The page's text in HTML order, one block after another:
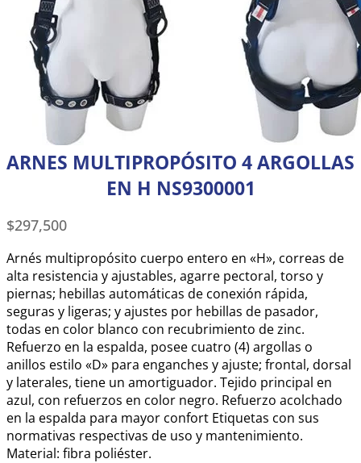
ARNES MULTIPROPÓSITO 4 ARGOLLAS
EN H NS9300001
$297,500
Arnés multipropósito cuerpo entero en «H», correas de
alta resistencia y ajustables, agarre pectoral, torso y
piernas; hebillas automáticas de conexión rápida,
seguras y ligeras; y ajustes por hebillas de pasador,
todas en color blanco con recubrimiento de zinc.
Refuerzo en la espalda, posee cuatro (4) argollas o
anillos estilo «D» para enganches y ajuste; frontal, dorsal
y laterales, tiene un amortiguador. Tejido principal en
azul, con refuerzos en color negro. Refuerzo acolchado
en la espalda para mayor confort Etiquetas con sus
normativas respectivas de uso y mantenimiento.
Material: fibra poliéster.